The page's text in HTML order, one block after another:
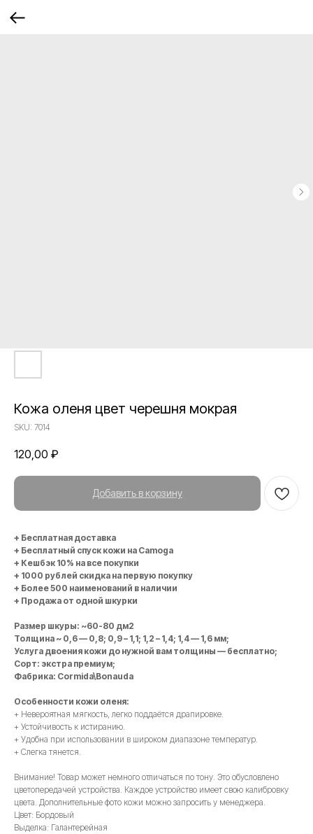
Кожа оленя цвет черешня мокрая
SKU: 7014
120,00 ₽
Добавить в корзину
+ Бесплатная доставка
+ Бесплатный спуск кожи на Camoga
+ Кешбэк 10% на все покупки
+ 1000 рублей скидка на первую покупку
+ Более 500 наименований в наличии
+ Продажа от одной шкурки
Размер шкуры: ~60-80 дм2
Толщина ~ 0,6 — 0,8; 0,9 – 1,1; 1,2 – 1,4; 1,4 — 1,6 мм;
Услуга двоения кожи до нужной вам толщины — бесплатно;
Сорт: экстра премиум;
Фабрика: Cormida\Bonauda
Особенности кожи оленя:
+ Невероятная мягкость, легко поддаётся драпировке.
+ Устойчивость к истиранию.
+ Удобна при использовании в широком диапазоне температур.
+ Слегка тянется.
Внимание! Товар может немного отличаться по тону. Это обусловлено
цветопередачей устройства. Каждое устройство имеет свою калибровку
цвета. Дополнительные фото кожи можно запросить у менеджера.
Цвет: Бордовый
Выделка: Галантерейная